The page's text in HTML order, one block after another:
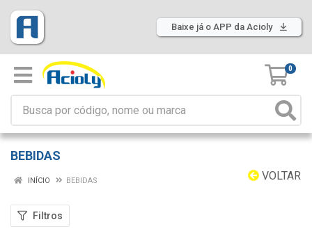
Baixe já o APP da Acioly
0
BEBIDAS
VOLTAR
INÍCIO BEBIDAS
Filtros